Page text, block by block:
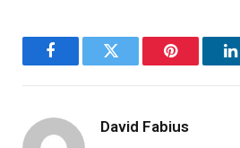
FacebookTwitter Pinterest
David Fabius